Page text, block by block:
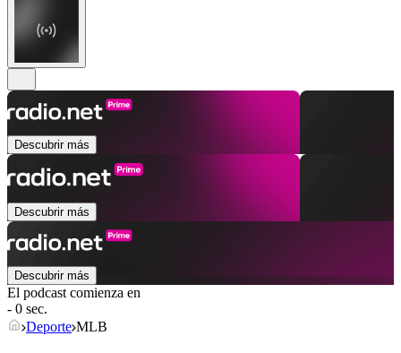
Descubrir más
Descubrir más
Descubrir más
El podcast comienza en
- 0 sec.
Deporte MLB